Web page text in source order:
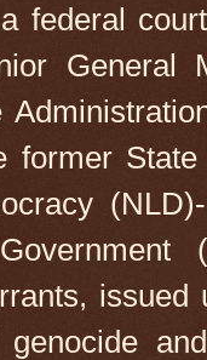
federal
General
former